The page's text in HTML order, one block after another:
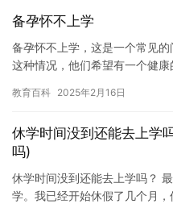
备孕怀不上学
备孕怀不上学，这是一个常见
这种情况，他们希望有一个健
适症状…
教育百科 2025年2月16日
休学时间没到还能去上学
吗)
休学时间没到还能去上学吗？
学。我已经开始休假了几个月